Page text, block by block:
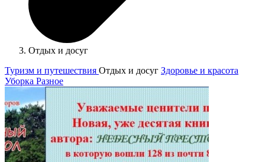
Отдых и досуг
Туризм и путешествия Отдых и досуг Здоровье и красота
Уборка Разное